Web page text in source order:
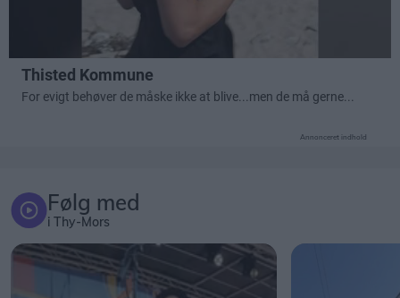
Annonceret indhold
Følg med
i Thy-Mors